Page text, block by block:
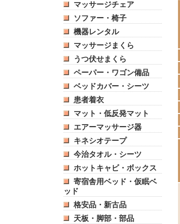
マッサージチェア
ソファー・椅子
機器レンタル
マッサージまくら
うつ伏せまくら
ペーパー・ワゴン備品
ベッドカバー・シーツ
患者着衣
マット・低反発マット
エアーマッサージ器
キネシオテープ
今治タオル・シーツ
ホットキャビ・ボックス
寄宿舎用ベッド・仮眠ベ
ッド
格安品・新古品
天板・脚部・部品